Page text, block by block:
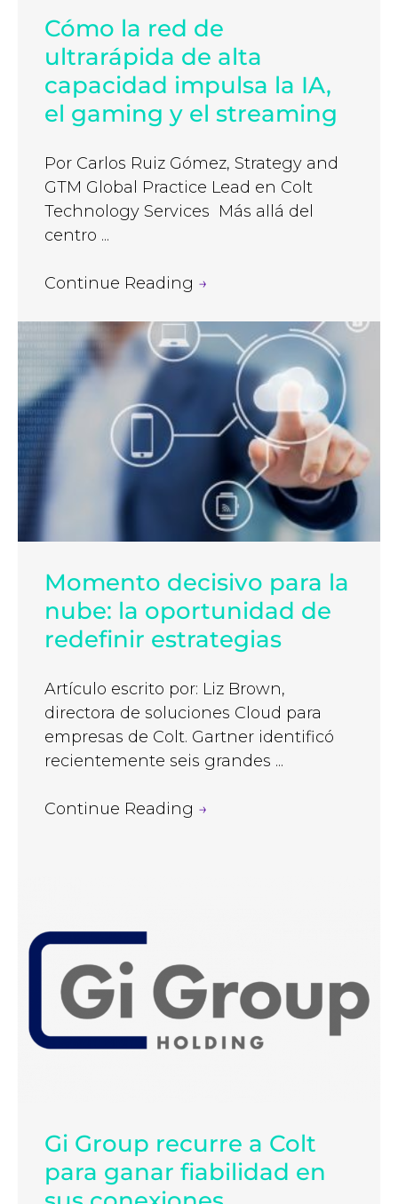
Cómo la red de
ultrarápida de alta
capacidad impulsa la IA,
el gaming y el streaming
Por Carlos Ruiz Gómez, Strategy and
GTM Global Practice Lead en Colt
Technology Services Más allá del
centro ...
Continue Reading →
Momento decisivo para la
nube: la oportunidad de
redefinir estrategias
Artículo escrito por: Liz Brown,
directora de soluciones Cloud para
empresas de Colt. Gartner identificó
recientemente seis grandes ...
Continue Reading →
Gi Group recurre a Colt
para ganar fiabilidad en